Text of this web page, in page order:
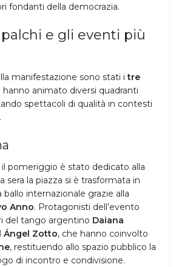
fondanti della democrazia.
e gli eventi più
manifestazione sono stati itre
hanno animato diversi quadranti
spettacoli di qualità in contesti
il pomeriggio è stato dedicato alla
sera la piazza si è trasformata in
ballo internazionale grazie alla
Anno. Protagonisti dell’evento
del tango argentino Daiana
Ángel Zotto, che hanno coinvolto
, restituendo allo spazio pubblico la
di incontro e condivisione.